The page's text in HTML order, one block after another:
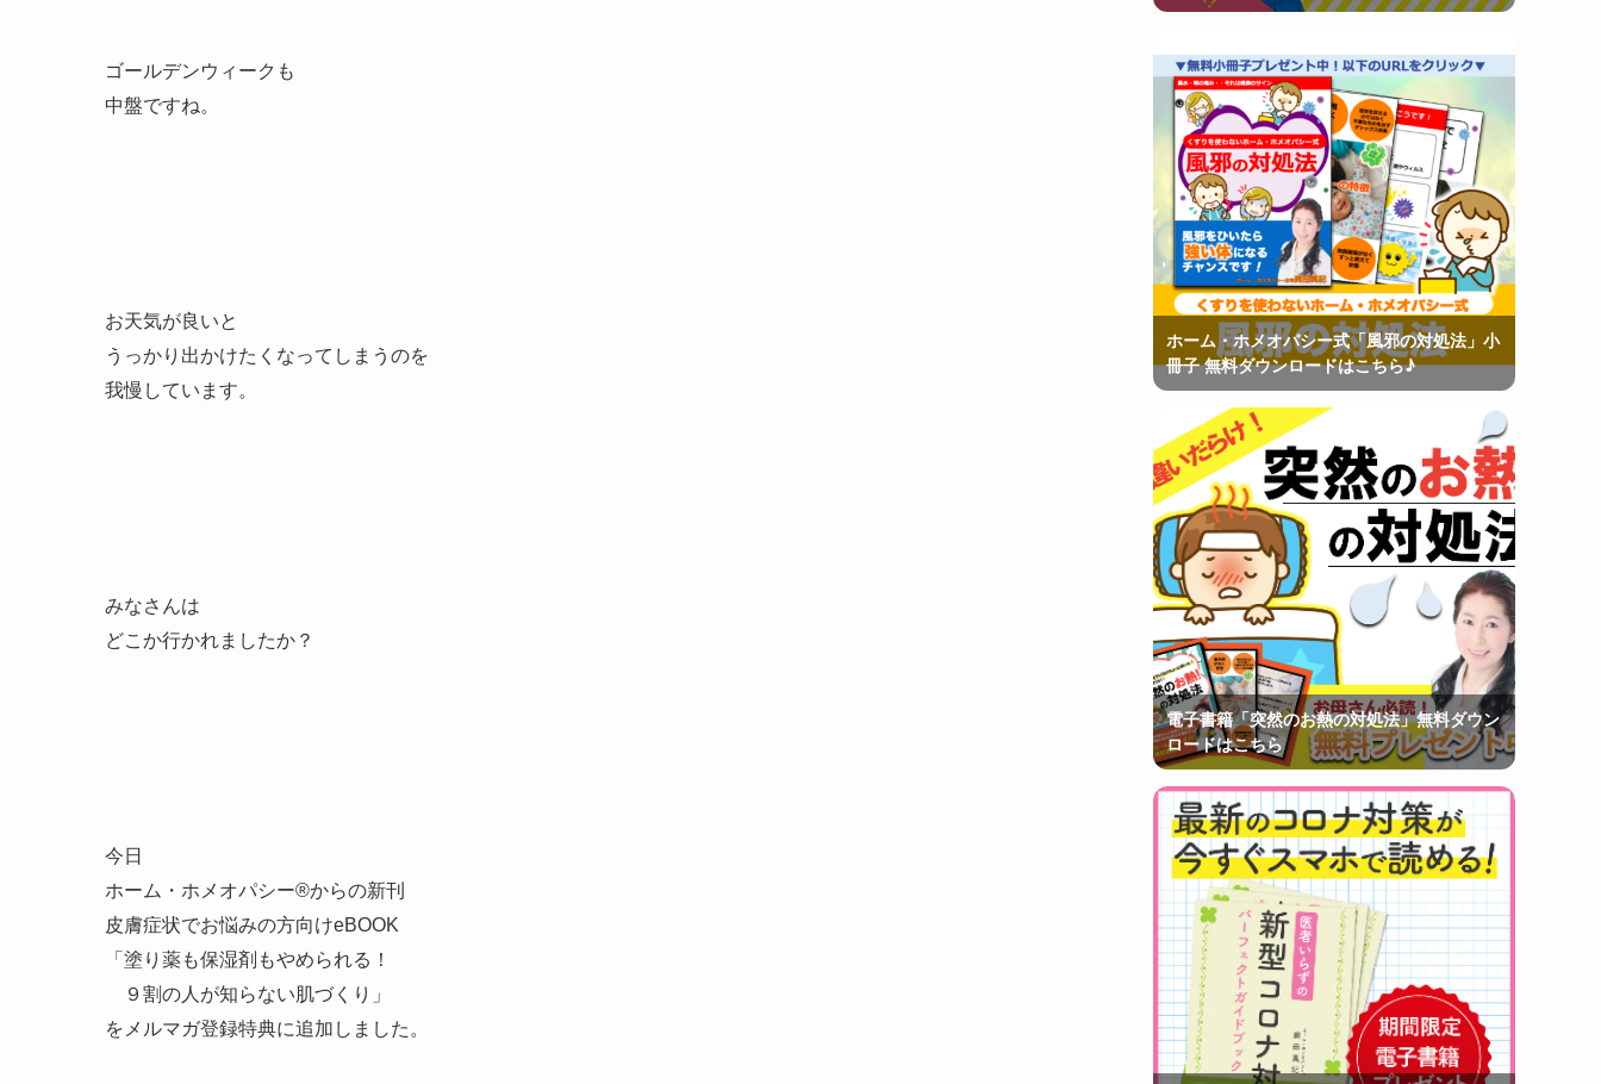
ゴールデンウィークも
中盤ですね。
お天気が良いと
うっかり出かけたくなってしまうのを
我慢しています。
みなさんは
どこか行かれましたか？
今日
ホーム・ホメオパシー®からの新刊
皮膚症状でお悩みの方向けeBOOK
「塗り薬も保湿剤もやめられる！
９割の人が知らない肌づくり」
をメルマガ登録特典に追加しました。
ホーム・ホメオパシー式「風邪の対処法」小
冊子 無料ダウンロードはこちら♪
電子書籍「突然のお熱の対処法」無料ダウン
ロードはこちら